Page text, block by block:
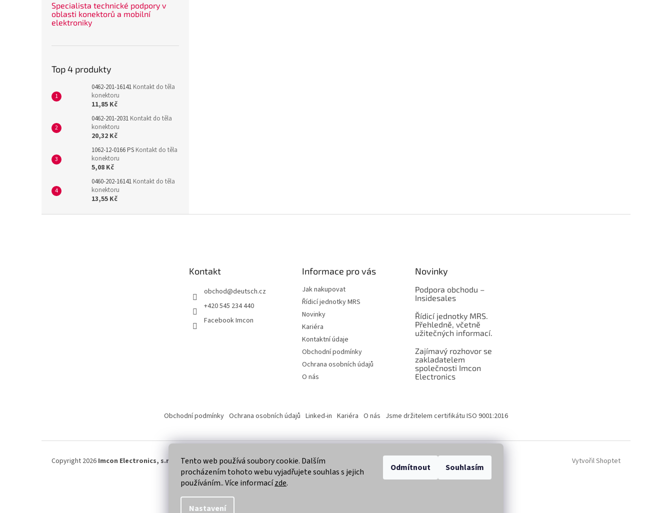
Tento web používá soubory cookie. Dalším
procházením tohoto webu vyjadřujete souhlas s jejich
používáním.. Více informacízde.
Nastavení
Odmítnout Souhlasím
Specialista technické podpory v
oblasti konektorů a mobilní
elektroniky
Top 4 produkty
0462-201-16141 Kontakt do těla
konektoru
11,85 Kč
0462-201-2031 Kontakt do těla
konektoru
20,32 Kč
1062-12-0166 PS Kontakt do těla
konektoru
5,08 Kč
0460-202-16141 Kontakt do těla
konektoru
13,55 Kč
Kontakt
obchod@deutsch.cz
+420 545 234 440
Facebook Imcon
Informace pro vás
Jak nakupovat
Řídicí jednotky MRS
Novinky
Kariéra
Kontaktní údaje
Obchodní podmínky
Ochrana osobních údajů
O nás
Novinky
Podpora obchodu –
Insidesales
Řídicí jednotky MRS.
Přehledně, včetně
užitečných informací.
Zajímavý rozhovor se
zakladatelem
společnosti Imcon
Electronics
Obchodní podmínky Ochrana osobních údajů Linked-in Kariéra O nás Jsme držitelem certifikátu ISO 9001:2016
Vytvořil Shoptet
Copyright 2026 Imcon Electronics, s.r.o. . Všechna práva vyhrazena.